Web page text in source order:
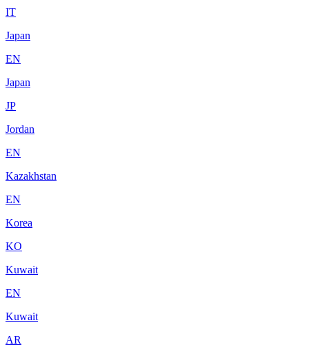
IT
Japan
EN
Japan
JP
Jordan
EN
Kazakhstan
EN
Korea
KO
Kuwait
EN
Kuwait
AR